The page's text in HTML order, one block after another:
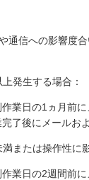
通信への影響度
発生する場合：
日の1ヵ月前に
後にメールお
または操作性に
日の2週間前に